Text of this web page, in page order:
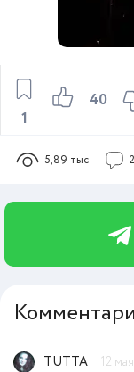
40
1
5,89 тыс
TUTTA 12